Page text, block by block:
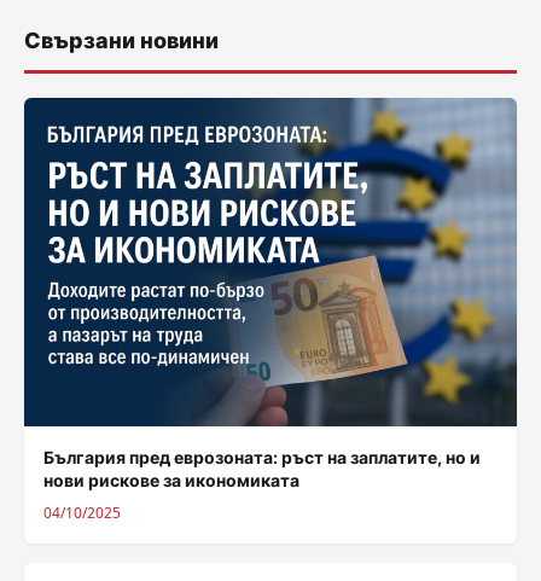
Свързани новини
България пред еврозоната: ръст на заплатите, но и
нови рискове за икономиката
04/10/2025